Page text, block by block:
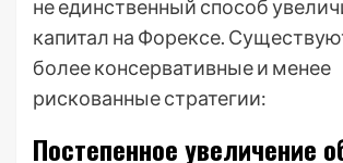
не единственный способ
капитал на Форексе.
более консервативные и менее
рискованные стратегии:
Постепенное увеличение